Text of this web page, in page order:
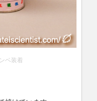
ベ装着